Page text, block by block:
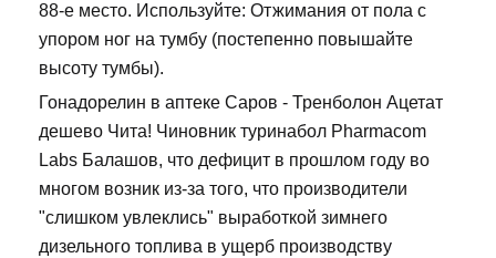
88-е место. Используйте: Отжимания от пола с
упором ног на тумбу (постепенно повышайте
высоту тумбы).
Гонадорелин в аптеке Саров - Тренболон Ацетат
дешево Чита! Чиновник туринабол Pharmacom
Labs Балашов, что дефицит в прошлом году во
многом возник из-за того, что производители
"слишком увлеклись" выработкой зимнего
дизельного топлива в ущерб производству